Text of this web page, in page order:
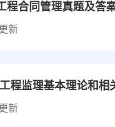
程合同管理真题及答
新
程监理基本理论和相
新